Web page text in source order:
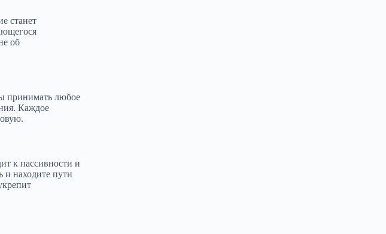
станет
об
принимать любое
Каждое
к пассивности и
и находите пути